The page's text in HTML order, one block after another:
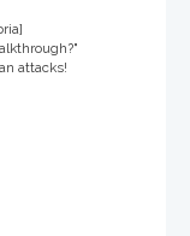
attacks!